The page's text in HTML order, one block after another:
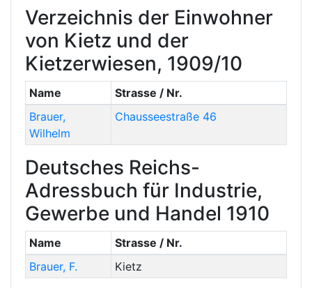
Verzeichnis der Einwohner
von Kietz und der
Kietzerwiesen, 1909/10
Name
Strasse / Nr.
Brauer,
Wilhelm
Chausseestraße 46
Deutsches Reichs-
Adressbuch für Industrie,
Gewerbe und Handel 1910
Name
Strasse / Nr.
Brauer, F. Kietz